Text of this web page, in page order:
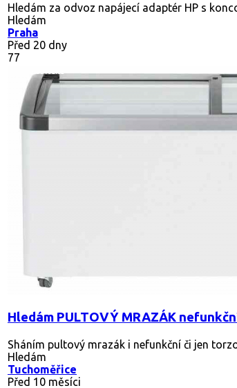
Hledám za odvoz napájecí adaptér HP s
Hledám
Praha
Před 20 dny
77
Hledám PULTOVÝ MRAZÁK
Sháním pultový mrazák i nefunkční či jen
Hledám
Tuchoměřice
Před 10 měsíci